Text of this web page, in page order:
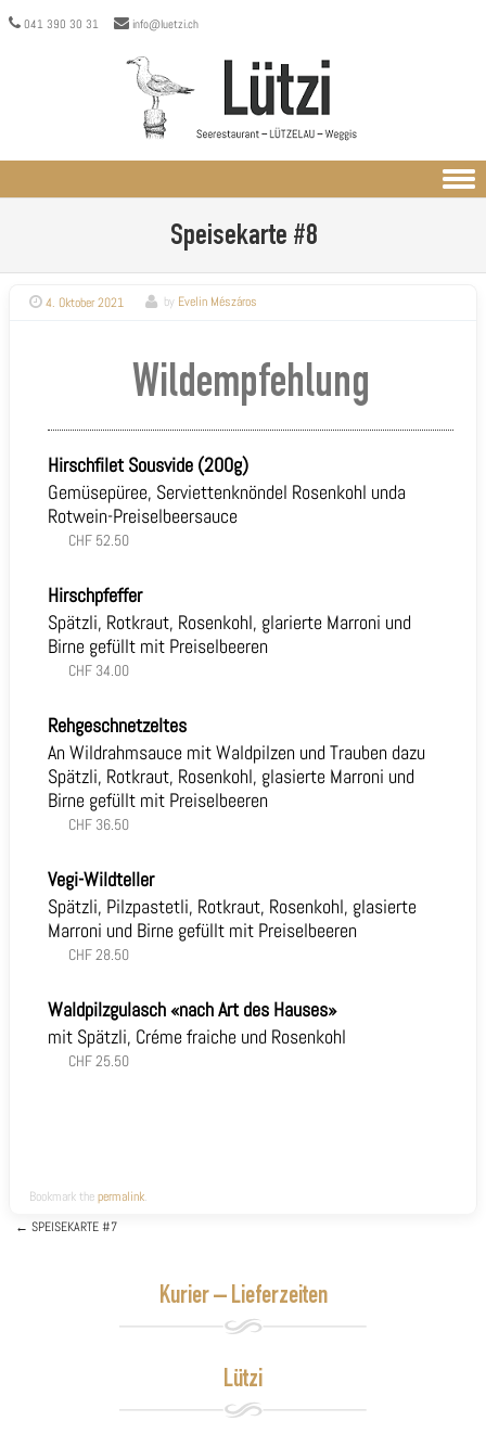
041 390 30 31 info@luetzi.ch
Speisekarte #8
4. Oktober 2021 by Evelin Mészáros
Wildempfehlung
Hirschfilet Sousvide (200g)
Gemüsepüree, Serviettenknöndel Rosenkohl unda
Rotwein-Preiselbeersauce
CHF 52.50
Hirschpfeffer
Spätzli, Rotkraut, Rosenkohl, glarierte Marroni und
Birne gefüllt mit Preiselbeeren
CHF 34.00
Rehgeschnetzeltes
An Wildrahmsauce mit Waldpilzen und Trauben dazu
Spätzli, Rotkraut, Rosenkohl, glasierte Marroni und
Birne gefüllt mit Preiselbeeren
CHF 36.50
Vegi-Wildteller
Spätzli, Pilzpastetli, Rotkraut, Rosenkohl, glasierte
Marroni und Birne gefüllt mit Preiselbeeren
CHF 28.50
Waldpilzgulasch «nach Art des Hauses»
mit Spätzli, Créme fraiche und Rosenkohl
CHF 25.50
Bookmark thepermalink.
← SPEISEKARTE #7
Kurier – Lieferzeiten
Lützi